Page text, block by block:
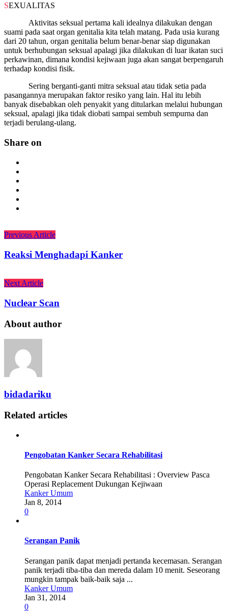
SEXUALITAS
Aktivitas seksual pertama kali idealnya dilakukan dengan
suami pada saat organ genitalia kita telah matang. Pada usia kurang
dari 20 tahun, organ genitalia belum benar-benar siap digunakan
untuk berhubungan seksual apalagi jika dilakukan di luar ikatan suci
perkawinan, dimana kondisi kejiwaan juga akan sangat berpengaruh
terhadap kondisi fisik.
Sering berganti-ganti mitra seksual atau tidak setia pada
pasangannya merupakan faktor resiko yang lain. Hal itu lebih
banyak disebabkan oleh penyakit yang ditularkan melalui hubungan
seksual, apalagi jika tidak diobati sampai sembuh sempurna dan
terjadi berulang-ulang.
Share on
Previous Article
Reaksi Menghadapi Kanker
Next Article
Nuclear Scan
About author
bidadariku
Related articles
Pengobatan Kanker Secara Rehabilitasi
Pengobatan Kanker Secara Rehabilitasi : Overview Pasca
Operasi Replacement Dukungan Kejiwaan
Kanker Umum
Jan 8, 2014
0
Serangan Panik
Serangan panik dapat menjadi pertanda kecemasan. Serangan
panik terjadi tiba-tiba dan mereda dalam 10 menit. Seseorang
mungkin tampak baik-baik saja ...
Kanker Umum
Jan 31, 2014
0